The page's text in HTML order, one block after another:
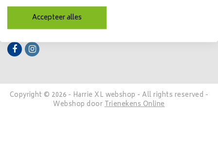
Contactgegevens
Volg ons
Copyright © 2026 - Harrie XL webshop - All rights reserved -
Webshop doorTrienekens Online
Accepteer alles